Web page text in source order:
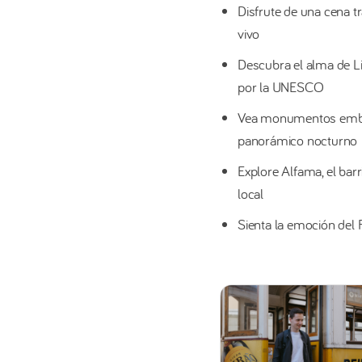
cena tradicional
característicos de la
Reconocido por la
Humanidad, el Fado
el destino. Durante el
esta música tan ligada a
Tras la cena y el
emblemáticos de la
monumentos, barrios
acogedor.
Disfrute de una cena
vivo
Descubra el alma de
por la UNESCO
Vea monumentos
panorámico nocturno
Explore Alfama, el
local
Sienta la emoción del